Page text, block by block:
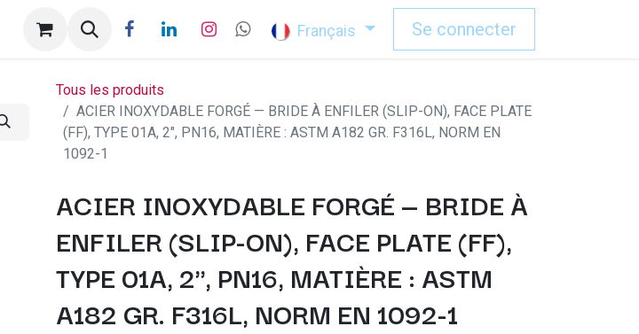
Rendez-vous Français Se connecter
Tous les produits
ACIER INOXYDABLE FORGÉ — BRIDE À ENFILER (SLIP-ON), FACE PLATE
(FF), TYPE 01A, 2", PN16, MATIÈRE : ASTM A182 GR. F316L, NORM EN
1092-1
ACIER INOXYDABLE FORGÉ — BRIDE À
ENFILER (SLIP-ON), FACE PLATE (FF),
TYPE 01A, 2", PN16, MATIÈRE : ASTM
A182 GR. F316L, NORM EN 1092-1